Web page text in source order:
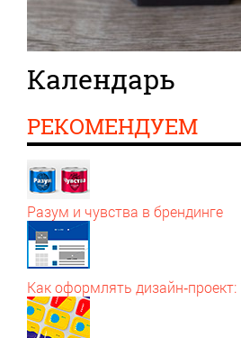
Календарь
РЕКОМЕНДУЕМ
Разум и чувства в брендинге
Как оформлять дизайн‑проект: